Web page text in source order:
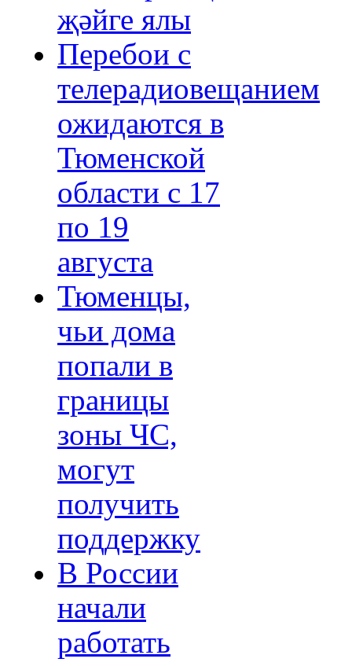
җәйге ялы
Перебои с
телерадиовещанием
ожидаются в
Тюменской
области с 17
по 19
августа
Тюменцы,
чьи дома
попали в
границы
зоны ЧС,
могут
получить
поддержку
В России
начали
работать